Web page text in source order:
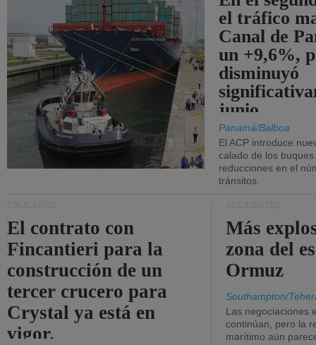
el tráfico
Canal de
un +9,6%,
disminuyó
junio.
Panamá/Balboa
El ACP introduce
calado de los
reducciones en el
tránsitos.
El contrato con
Fincantieri para la
construcción de un
tercer crucero para
Crystal ya está en
vigor.
Más
zona del
Ormuz
Southampton/
Las negociaciones
continúan, pero la
marítimo aún